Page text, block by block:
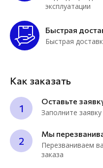
эксплуатации
Быстрая
Быстрая
Как заказать
1
Оставьте
Заполните
2
Мы
Перезваниваем
заказа